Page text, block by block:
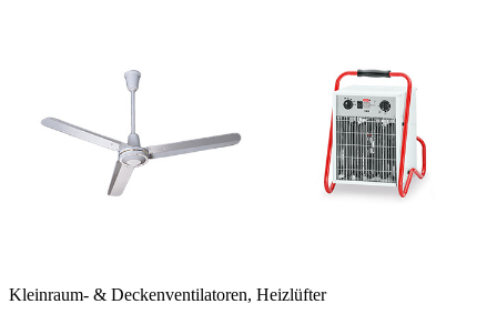
Kleinraum- & Deckenventilatoren, Heizlüfter